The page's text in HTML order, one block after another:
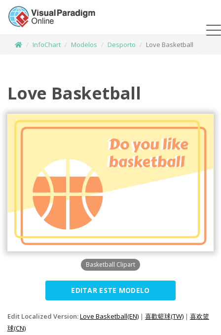
InfoChart Modelos Desporto Love Basketball
Love Basketball
Basketball Clipart
EDITAR ESTE MODELO
Edit Localized Version:Love Basketball(EN) | 喜歡籃球(TW) | 喜欢篮
球(CN)